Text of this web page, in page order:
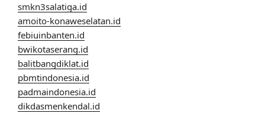
smkn3salatiga.id
amoito-konaweselatan.id
febiuinbanten.id
bwikotaserang.id
balitbangdiklat.id
pbmtindonesia.id
padmaindonesia.id
dikdasmenkendal.id